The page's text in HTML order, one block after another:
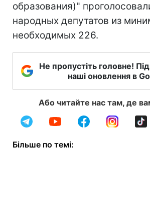
образования)"
народных депутатов из
необходимых 226.
Не пропустіть головне!
наші оновлення в
Або читайте нас там, де
Більше по темі: